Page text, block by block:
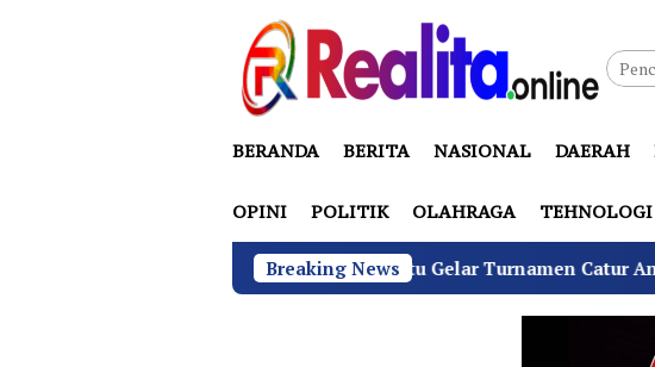
BERANDA BERITA NASIONAL DAERAH
OPINI POLITIK OLAHRAGA TEHNOLOGI
Breaking News
GRIB Jaya Labuhanbatu Gelar Turnamen Catur Antarwartawan,